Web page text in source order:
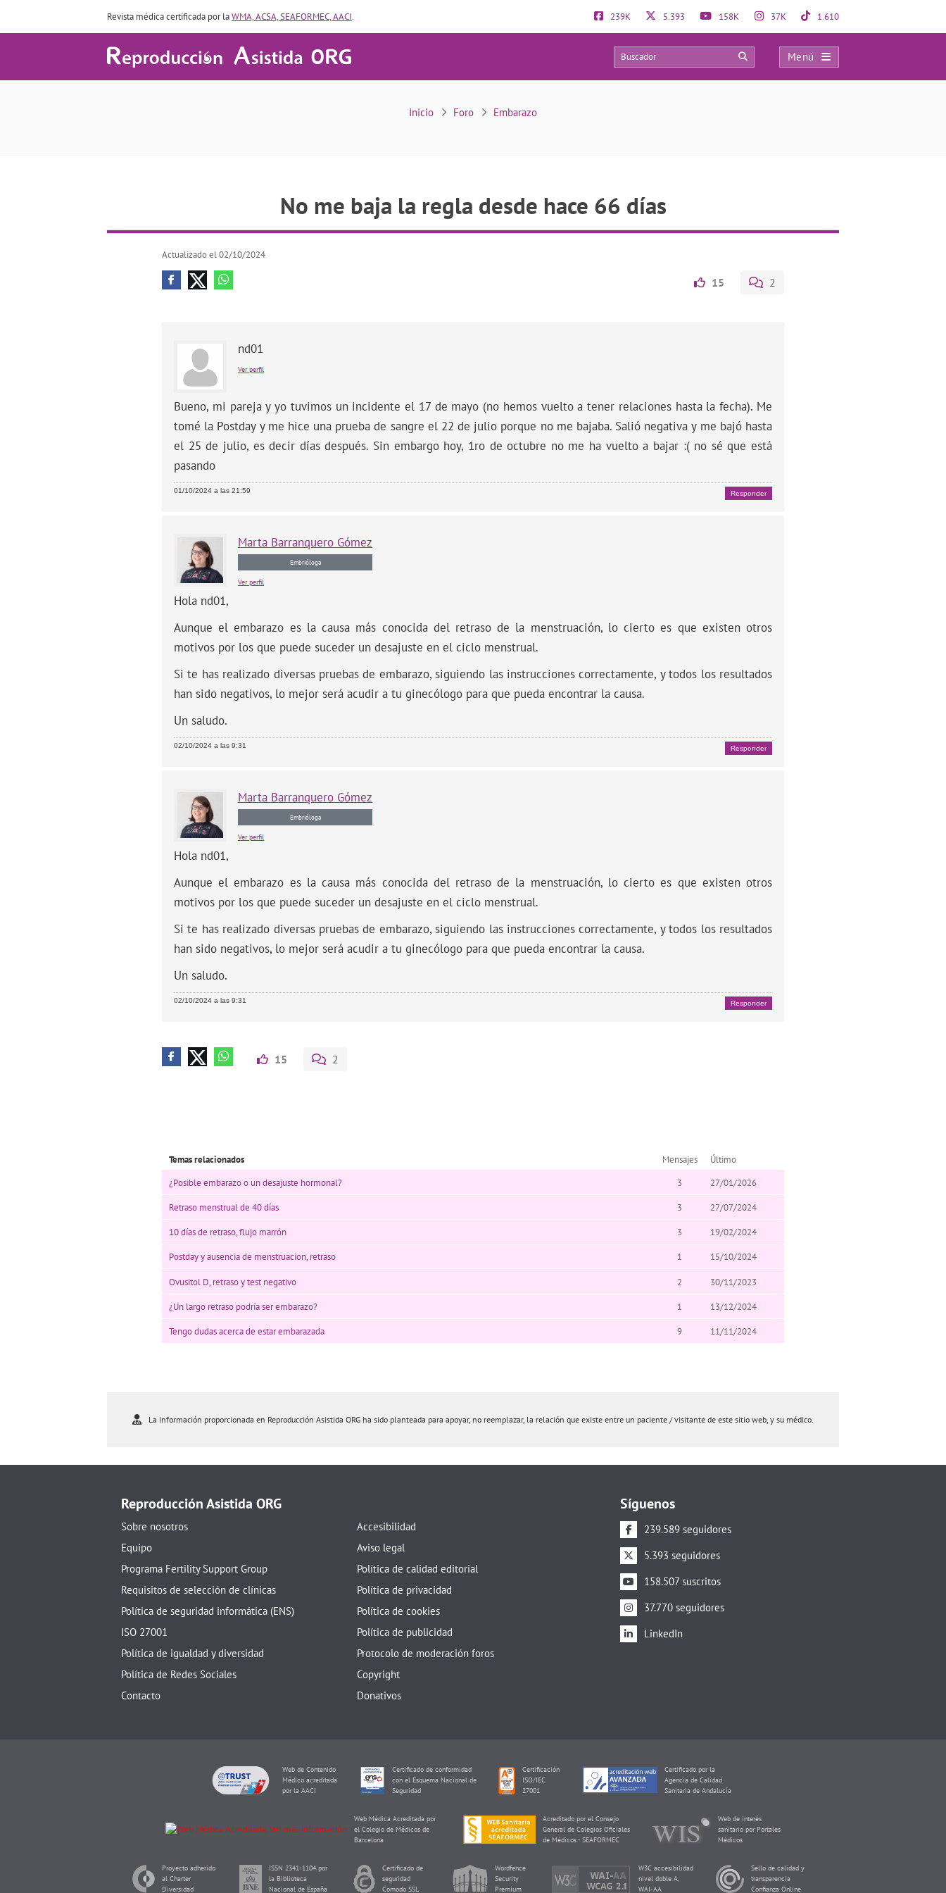
Revista médica certificada por laWMA, ACSA, SEAFORMEC, AACI. 239K 5.393 158K 37K 1.610
Menú
No me baja la regla desde hace 66 días
13 0
Inicio Foro Embarazo
No me baja la regla desde hace 66 días
Actualizado el 02/10/2024
15 2
nd01
Ver perfil
Bueno, mi pareja y yo tuvimos un incidente el 17 de mayo (no hemos vuelto a tener relaciones hasta la fecha). Me
tomé la Postday y me hice una prueba de sangre el 22 de julio porque no me bajaba. Salió negativa y me bajó hasta
el 25 de julio, es decir días después. Sin embargo hoy, 1ro de octubre no me ha vuelto a bajar :( no sé que está
pasando
01/10/2024 a las 21:59 Responder
Marta Barranquero Gómez
Embrióloga
Ver perfil
Hola nd01,
Aunque el embarazo es la causa más conocida del retraso de la menstruación, lo cierto es que existen otros
motivos por los que puede suceder un desajuste en el ciclo menstrual.
Si te has realizado diversas pruebas de embarazo, siguiendo las instrucciones correctamente, y todos los resultados
han sido negativos, lo mejor será acudir a tu ginecólogo para que pueda encontrar la causa.
Un saludo.
02/10/2024 a las 9:31 Responder
Marta Barranquero Gómez
Embrióloga
Ver perfil
Hola nd01,
Aunque el embarazo es la causa más conocida del retraso de la menstruación, lo cierto es que existen otros
motivos por los que puede suceder un desajuste en el ciclo menstrual.
Si te has realizado diversas pruebas de embarazo, siguiendo las instrucciones correctamente, y todos los resultados
han sido negativos, lo mejor será acudir a tu ginecólogo para que pueda encontrar la causa.
Un saludo.
02/10/2024 a las 9:31 Responder
15 2
Temas relacionados Mensajes
Último
¿Posible embarazo o un desajuste hormonal?
3 27/01/2026
Retraso menstrual de 40 días 3 27/07/2024
10 días de retraso, flujo marrón 3 19/02/2024
Postday y ausencia de menstruacion, retraso 1 15/10/2024
Ovusitol D, retraso y test negativo 2 30/11/2023
¿Un largo retraso podría ser embarazo? 1 13/12/2024
Tengo dudas acerca de estar embarazada 9 11/11/2024
La información proporcionada en Reproducción Asistida ORG ha sido planteada para apoyar, no reemplazar, la relación que existe entre un paciente / visitante de este sitio web, y su médico.
Reproducción Asistida ORG
Sobre nosotros
Equipo
Programa Fertility Support Group
Requisitos de selección de clínicas
Política de seguridad informática (ENS)
ISO 27001
Política de igualdad y diversidad
Política de Redes Sociales
Contacto
Accesibilidad
Aviso legal
Política de calidad editorial
Política de privacidad
Política de cookies
Política de publicidad
Protocolo de moderación foros
Copyright
Donativos
Síguenos
239.589 seguidores
5.393 seguidores
158.507 suscritos
37.770 seguidores
LinkedIn
Web de Contenido
Médico acreditada
por la AACI
Certificado de conformidad
con el Esquema Nacional de
Seguridad
Certificación
ISO/IEC
27001
Certificado por la
Agencia de Calidad
Sanitaria de Andalucía
Web Médica Acreditada por
el Colegio de Médicos de
Barcelona
Acreditado por el Consejo
General de Colegios Oficiales
de Médicos - SEAFORMEC
Web de interés
sanitario por Portales
Médicos
Proyecto adherido
al Charter
Diversidad
ISSN 2341-1104 por
la Biblioteca
Nacional de España
Certificado de
seguridad
Comodo SSL
Wordfence
Security
Premium
W3C accesibilidad
nivel doble A,
WAI-AA
Sello de calidad y
transparencia
Confianza Online